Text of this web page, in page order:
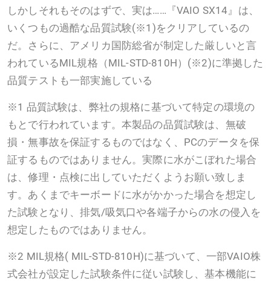
しかしそれもそのはずで、実は……『VAIO SX14』は、
いくつもの過酷な品質試験(※1)をクリアしているの
だ。さらに、アメリカ国防総省が制定した厳しいと言
われているMIL規格（MIL-STD-810H）(※2)に準拠した
品質テストも一部実施している
※1 品質試験は、弊社の規格に基づいて特定の環境の
もとで行われています。本製品の品質試験は、無破
損・無事故を保証するものではなく、PCのデータを保
証するものではありません。実際に水がこぼれた場合
は、修理・点検に出していただくようお願い致しま
す。あくまでキーボードに水がかかった場合を想定し
た試験となり、排気/吸気口や各端子からの水の侵入を
想定したものではありません。
※2 MIL規格( MIL-STD-810H)に基づいて、一部VAIO株
式会社が設定した試験条件に従い試験し、基本機能に